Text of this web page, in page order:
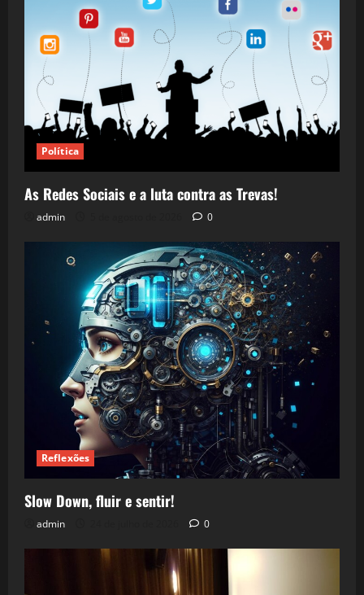
Política
As Redes Sociais e a luta contra as Trevas!
admin 0
Reflexões
Slow Down, fluir e sentir!
admin 0